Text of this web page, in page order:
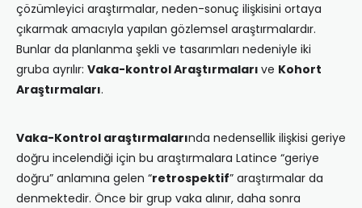
çözümleyici araştırmalar, neden-sonuç ilişkisini ortaya
çıkarmak amacıyla yapılan gözlemsel araştırmalardır.
Bunlar da planlanma şekli ve tasarımları nedeniyle iki
gruba ayrılır: Vaka-kontrol Araştırmaları ve Kohort
Araştırmaları.
Vaka-Kontrol araştırmalarında nedensellik ilişkisi geriye
doğru incelendiği için bu araştırmalara Latince “geriye
doğru” anlamına gelen “retrospektif” araştırmalar da
denmektedir. Önce bir grup vaka alınır, daha sonra